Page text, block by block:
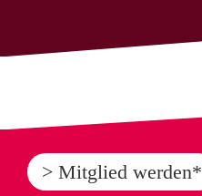
> Mitglied werden*